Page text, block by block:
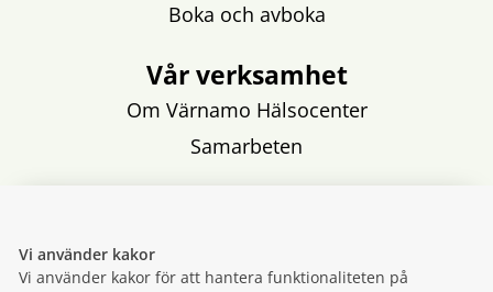
Vi använder kakor
Vi använder kakor för att hantera funktionaliteten på
Boka och avboka
Vår verksamhet
Om Värnamo Hälsocenter
Samarbeten